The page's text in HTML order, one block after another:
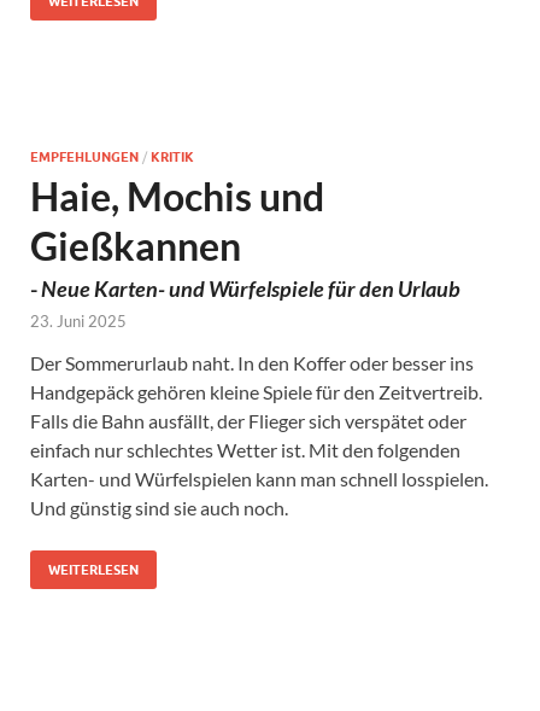
EMPFEHLUNGEN / KRITIK
Haie, Mochis und
Gießkannen
-Neue Karten- und Würfelspiele für den Urlaub
23. Juni 2025
Der Sommerurlaub naht. In den Koffer oder besser ins
Handgepäck gehören kleine Spiele für den Zeitvertreib.
Falls die Bahn ausfällt, der Flieger sich verspätet oder
einfach nur schlechtes Wetter ist. Mit den folgenden
Karten- und Würfelspielen kann man schnell losspielen.
Und günstig sind sie auch noch.
WEITERLESEN